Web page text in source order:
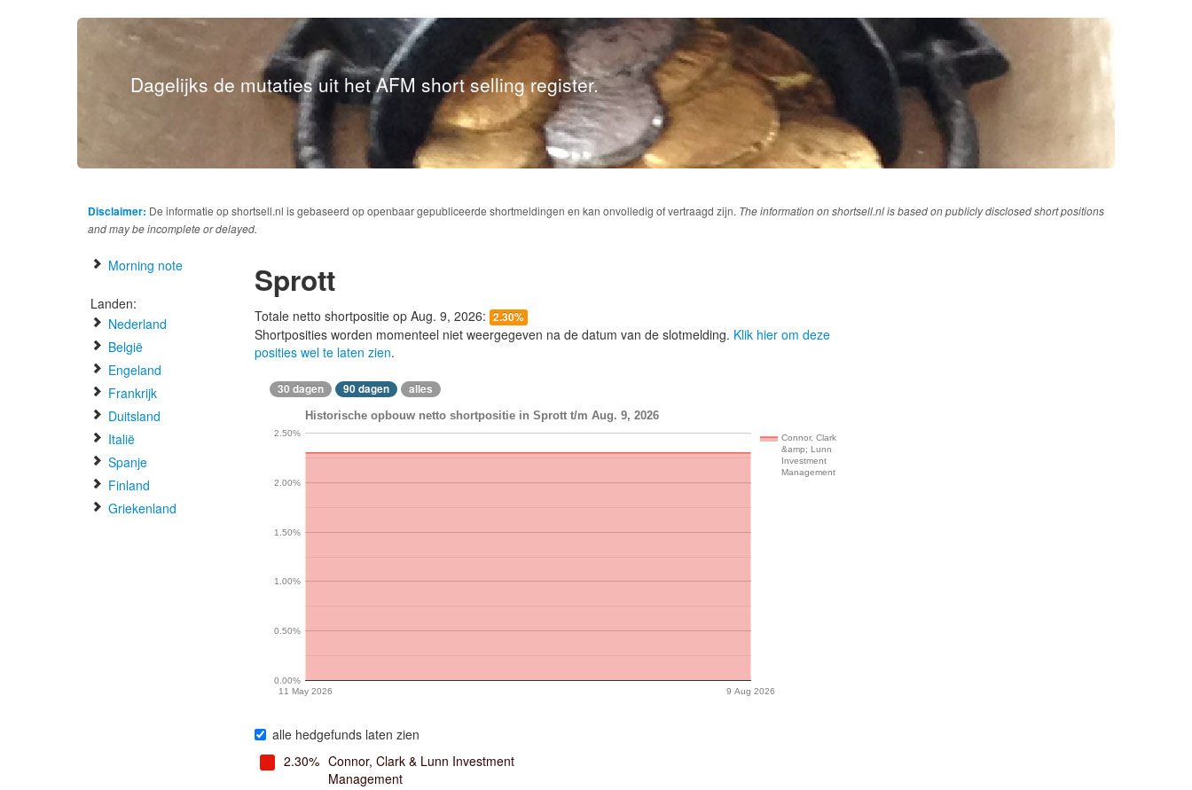
Dagelijks de mutaties uit het AFM short selling register.
Disclaimer: De informatie op shortsell.nl is gebaseerd op openbaar gepubliceerde shortmeldingen en kan onvolledig of vertraagd zijn. The information on shortsell.nl is based on publicly disclosed short positions
and may be incomplete or delayed.
Morning note
Landen:
Nederland
België
Engeland
Frankrijk
Duitsland
Italië
Spanje
Finland
Griekenland
Sprott
Totale netto shortpositie op Aug. 9, 2026: 2.30%
Shortposities worden momenteel niet weergegeven na de datum van de slotmelding. Klik hier om deze
posities wel te laten zien.
30 dagen 90 dagen alles
Historische opbouw netto shortpositie in Sprott t/m Aug. 9, 2026
Connor, Clark
&amp; Lunn
Investment
Management
11 May 2026 9 Aug 2026
0.00%
0.50%
1.00%
1.50%
2.00%
2.50%
alle hedgefunds laten zien
2.30% Connor, Clark & Lunn Investment
Management